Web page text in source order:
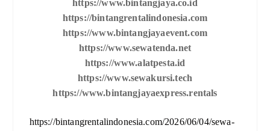
https://www.bintangjaya.co.id
https://bintangrentalindonesia.com
https://www.bintangjayaevent.com
https://www.sewatenda.net
https://www.alatpesta.id
https://www.sewakursi.tech
https://www.bintangjayaexpress.rentals
https://bintangrentalindonesia.com/2026/06/04/sewa-